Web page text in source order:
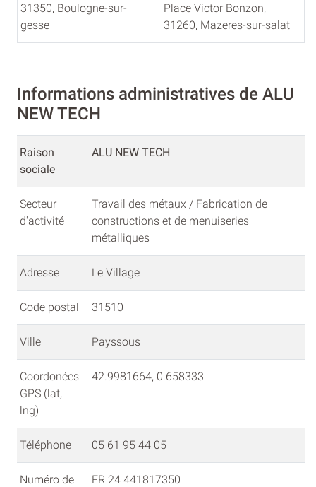
31350, Boulogne-sur-
gesse
Place Victor Bonzon,
31260, Mazeres-sur-salat
Informations administratives de ALU
NEW TECH
Raison
sociale
ALU NEW TECH
Secteur
d'activité
Travail des métaux / Fabrication de
constructions et de menuiseries
métalliques
Adresse Le Village
Code postal 31510
Ville Payssous
Coordonées
GPS (lat,
lng)
42.9981664, 0.658333
Téléphone 05 61 95 44 05
Numéro de
FR 24 441817350